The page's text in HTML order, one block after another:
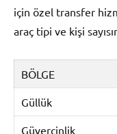
için özel transfer
araç tipi ve kişi
BÖLGE
Güllük
Güvercinlik